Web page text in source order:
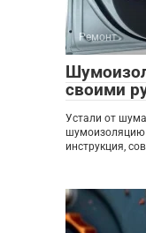
Ремонт
своими
Устали от
шумоизоляцию
инструкция,